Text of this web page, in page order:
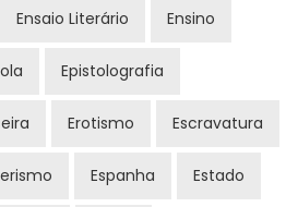
Ensaio Literário Ensino
Epistolografia
Erotismo Escravatura
Espanha Estado